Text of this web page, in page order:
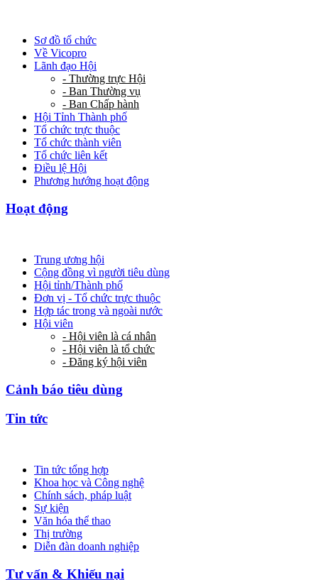
Sơ đồ tổ chức
Về Vicopro
Lãnh đạo Hội
- Thường trực Hội
- Ban Thường vụ
- Ban Chấp hành
Hội Tỉnh Thành phố
Tổ chức trực thuộc
Tổ chức thành viên
Tổ chức liên kết
Điều lệ Hội
Phương hướng hoạt động
Hoạt động
Trung ương hội
Cộng đồng vì người tiêu dùng
Hội tỉnh/Thành phố
Đơn vị - Tổ chức trực thuộc
Hợp tác trong và ngoài nước
Hội viên
- Hội viên là cá nhân
- Hội viên là tổ chức
- Đăng ký hội viên
Cảnh báo tiêu dùng
Tin tức
Tin tức tổng hợp
Khoa học và Công nghệ
Chính sách, pháp luật
Sự kiện
Văn hóa thể thao
Thị trường
Diễn đàn doanh nghiệp
Tư vấn & Khiếu nại